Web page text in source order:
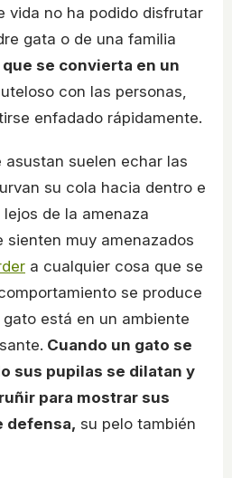
vida no ha podido disfrutar
gata o de una familia
se convierta en un
con las personas,
enfadado rápidamente.
asustan suelen echar las
su cola hacia dentro e
de la amenaza
sienten muy amenazados
a cualquier cosa que se
se produce
está en un ambiente
Cuando un gato se
sus pupilas se dilatan y
para mostrar sus
defensa, su pelo también